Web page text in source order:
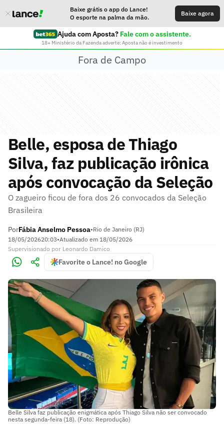
Baixe grátis o app do Lance!
O esporte na palma da mão.
Baixe agora
Ajuda com Aposta? Fale com o assistente.
18+ Ministério da Fazenda adverte: Aposta não é investimento
Fora de Campo
Belle, esposa de Thiago
Silva, faz publicação irônica
após convocação da Seleção
O zagueiro ficou de fora dos 26 convocados da Seleção
Brasileira
PorFábia Anselmo Pessoa•Rio de Janeiro (RJ)
18/05/202620:03•Atualizado em 18/05/2026
Supervisionado por Leonardo Damico
Favorite o Lance! no Google
Belle Silva faz publicação enigmática após Thiago Silva não ser convocado
nesta segunda-feira (18). (Foto: Reprodução)